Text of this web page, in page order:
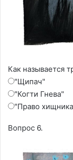
Как называется
"Щипач"
"Когти Гнева"
"Право
Вопрос 6.